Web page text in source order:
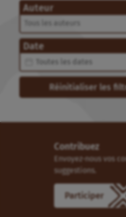
Auteur
Auteur
Auteur
Date
Date
Date
Réinitialiser les
Contribuez
Envoyez-nous vos
suggestions.
Participer